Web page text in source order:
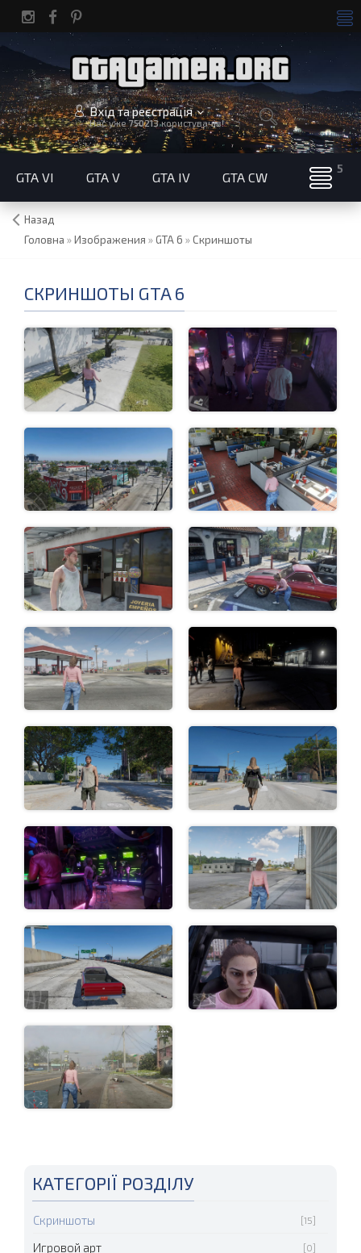
Вхід та реєстрація
Нас уже750213користувачів!
GTA VI GTA V GTA IV GTA CW
Назад
Головна »Изображения » GTA 6 »Скриншоты
СКРИНШОТЫ GTA 6
КАТЕГОРІЇ РОЗДІЛУ
Скриншоты [15]
Игровой арт [0]